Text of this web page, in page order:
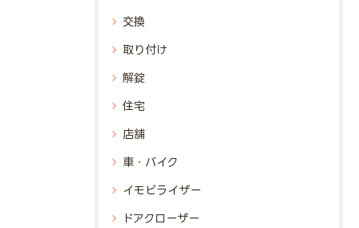
交換
取り付け
解錠
住宅
店舗
車・バイク
イモビライザー
ドアクローザー